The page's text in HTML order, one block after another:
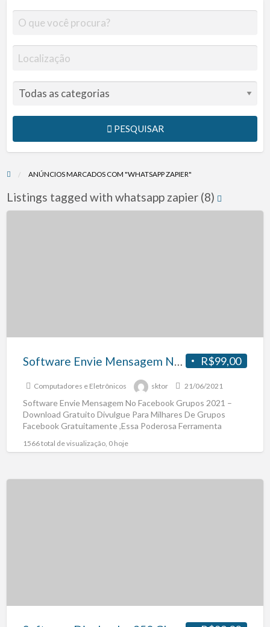
PESQUISAR
ANÚNCIOS MARCADOS COM "WHATSAPP ZAPIER"
Listings tagged with whatsapp zapier (8)
R$99,00
Software Envie Mensagem No Facebook Grupos 2021 – Download Gratuito
Computadores e Eletrônicos sktor 21/06/2021
Software Envie Mensagem No Facebook Grupos 2021 –
Download Gratuito Divulgue Para Milhares De Grupos
Facebook Gratuitamente ,Essa Poderosa Ferramenta
1566 total de visualização, 0 hoje